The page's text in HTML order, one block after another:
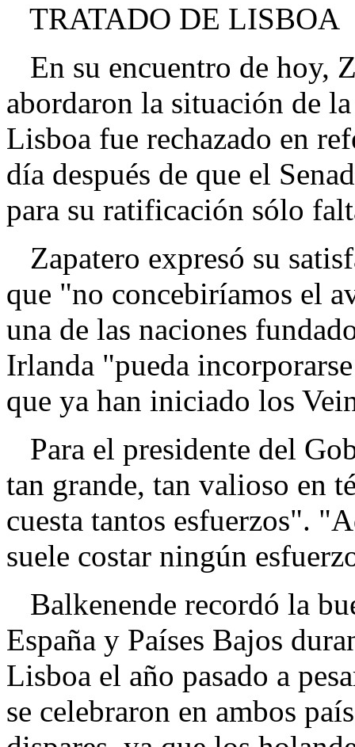
TRATADO DE LISBOA
En su encuentro de hoy,
abordaron la situación de
Lisboa fue rechazado en
día después de que el
para su ratificación sólo
Zapatero expresó su
que "no concebiríamos el
una de las naciones
Irlanda "pueda
que ya han iniciado los
Para el presidente del
tan grande, tan valioso en
cuesta tantos esfuerzos".
suele costar ningún
Balkenende recordó la
España y Países Bajos
Lisboa el año pasado a
se celebraron en ambos